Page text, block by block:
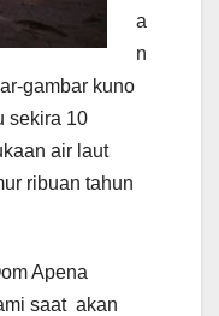
a
n
gambar kuno
sekira 10
air laut
ribuan tahun
Apena
saat akan